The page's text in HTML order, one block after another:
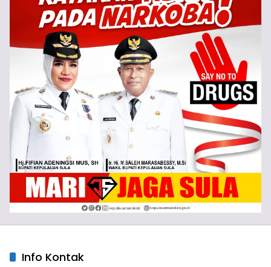
Info Kontak